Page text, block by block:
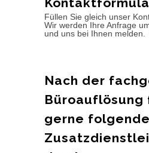
Füllen Sie gleich unser
Wir werden Ihre Anfrage
und uns bei Ihnen melden.
Nach der
Büroauflösung
gerne folgende